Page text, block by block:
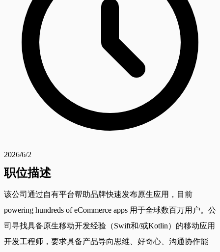
2026/6/2
职位描述
该公司通过自有平台帮助品牌快速发布原生应用，目前
powering hundreds of eCommerce apps 用于全球数百万用户。公
司寻找具备原生移动开发经验（Swift和/或Kotlin）的移动应用
开发工程师，要求具备产品导向思维、好奇心、沟通协作能